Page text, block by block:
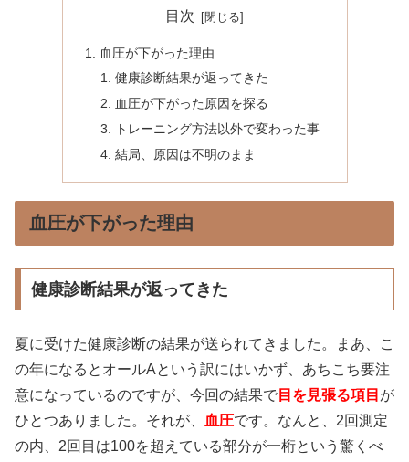
目次
血圧が下がった理由
健康診断結果が返ってきた
血圧が下がった原因を探る
トレーニング方法以外で変わった事
結局、原因は不明のまま
血圧が下がった理由
健康診断結果が返ってきた
夏に受けた健康診断の結果が送られてきました。まあ、こ
の年になるとオールAという訳にはいかず、あちこち要注
意になっているのですが、今回の結果で 目を見張る項目 が
ひとつありました。それが、
血圧です。なんと、2回測定
の内、2回目は100を超えている部分が一桁という驚くべ